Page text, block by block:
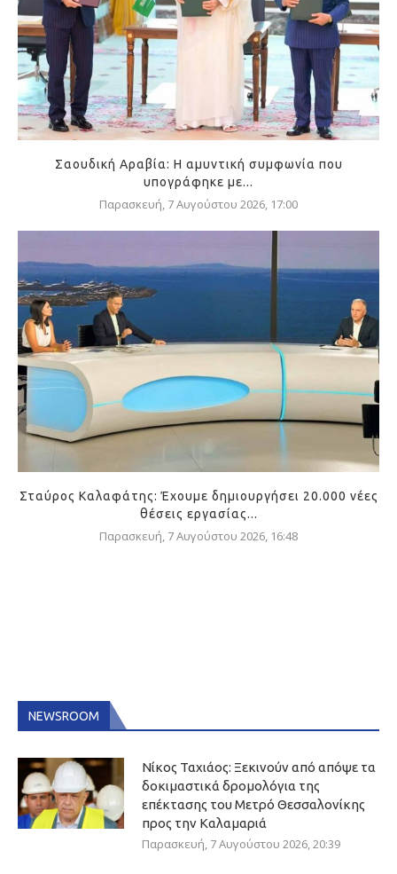
Σαουδική Αραβία: Η αμυντική συμφωνία που
υπογράφηκε με...
Παρασκευή, 7 Αυγούστου 2026, 17:00
Σταύρος Καλαφάτης: Έχουμε δημιουργήσει 20.000 νέες
θέσεις εργασίας...
Παρασκευή, 7 Αυγούστου 2026, 16:48
NEWSROOM
Νίκος Ταχιάος: Ξεκινούν από απόψε τα
δοκιμαστικά δρομολόγια της
επέκτασης του Μετρό Θεσσαλονίκης
προς την Καλαμαριά
Παρασκευή, 7 Αυγούστου 2026, 20:39